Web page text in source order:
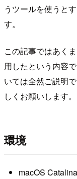
うツールを使うと
す。
この記事ではあく
用したという内容
いては全然ご説明
しくお願いします。
環境
macOS